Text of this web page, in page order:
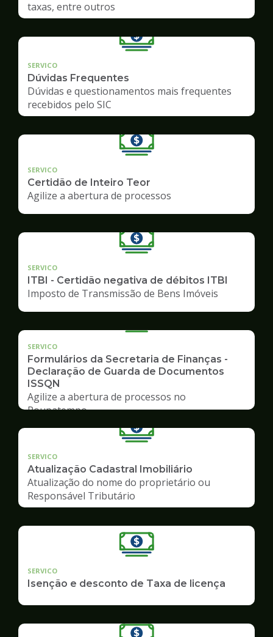
taxas, entre outros
SERVICO
Dúvidas Frequentes
Dúvidas e questionamentos mais frequentes
recebidos pelo SIC
SERVICO
Certidão de Inteiro Teor
Agilize a abertura de processos
SERVICO
ITBI - Certidão negativa de débitos ITBI
Imposto de Transmissão de Bens Imóveis
SERVICO
Formulários da Secretaria de Finanças -
Declaração de Guarda de Documentos
ISSQN
Agilize a abertura de processos no
Poupatempo
SERVICO
Atualização Cadastral Imobiliário
Atualização do nome do proprietário ou
Responsável Tributário
SERVICO
Isenção e desconto de Taxa de licença